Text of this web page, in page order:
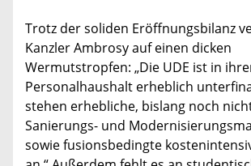
Trotz der soliden Eröffnungsbilanz
Kanzler Ambrosy auf einen dicken
Wermutstropfen: „Die UDE ist in
Personalhaushalt erheblich
stehen erhebliche, bislang noch
Sanierungs- und
sowie fusionsbedingte